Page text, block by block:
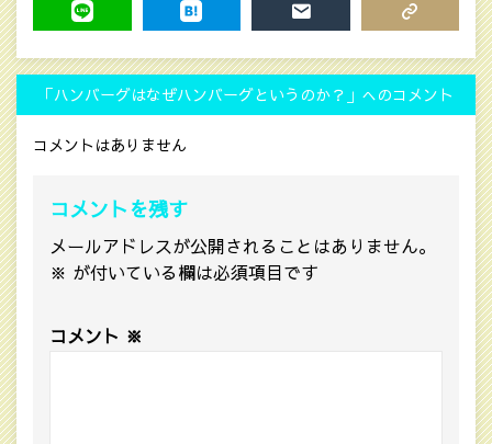
「ハンバーグはなぜハンバーグというのか？」へのコメント
コメントはありません
コメントを残す
メールアドレスが公開されることはありません。
※ が付いている欄は必須項目です
コメント ※